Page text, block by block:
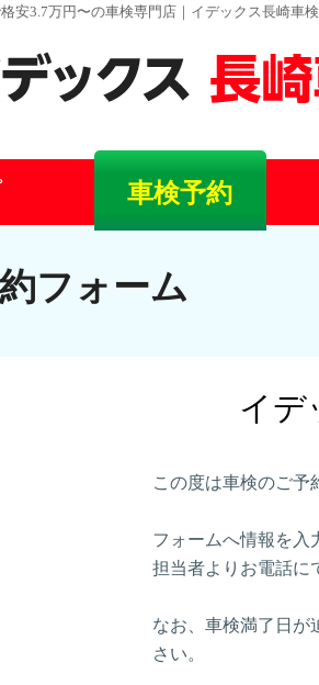
安3.7万円〜の車検専門店｜イデックス長崎車検
車検予約
フォーム